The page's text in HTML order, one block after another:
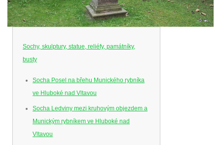
Sochy, skulptury, statue, reliéfy, památníky,
busty
Socha Posel na břehu Munického rybníka
ve Hluboké nad Vltavou
Socha Ledviny mezi kruhovým objezdem a
Munickým rybníkem ve Hluboké nad
Vltavou